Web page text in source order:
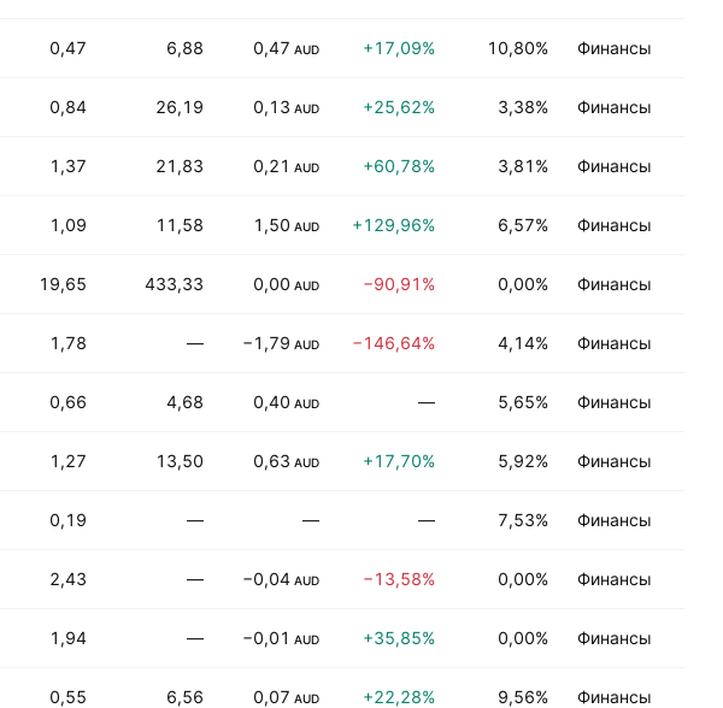
0,47 6,88 0,47 AUD +17,09% 10,80% Финансы
0,84 26,19 0,13 AUD +25,62% 3,38% Финансы
1,37 21,83 0,21 AUD +60,78% 3,81% Финансы
1,09 11,58 1,50 AUD +129,96% 6,57% Финансы
19,65 433,33 0,00 AUD −90,91% 0,00% Финансы
1,78 — −1,79 AUD −146,64% 4,14% Финансы
0,66 4,68 0,40 AUD — 5,65% Финансы
1,27 13,50 0,63 AUD +17,70% 5,92% Финансы
0,19 — — — 7,53% Финансы
2,43 — −0,04 AUD −13,58% 0,00% Финансы
1,94 — −0,01 AUD +35,85% 0,00% Финансы
0,55 6,56 0,07 AUD +22,28% 9,56% Финансы